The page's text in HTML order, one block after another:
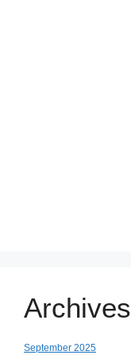
Archives
September 2025